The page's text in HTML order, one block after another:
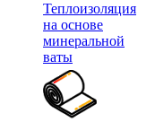
Теплоизоляция
на основе
минеральной
ваты